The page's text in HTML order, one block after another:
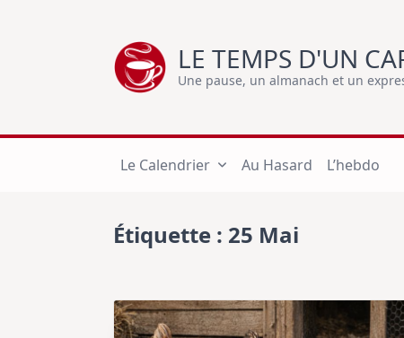
LE TEMPS D'UN
Une pause, un almanach et un
Le Calendrier Au Hasard L’hebdo
Étiquette : 25 Mai